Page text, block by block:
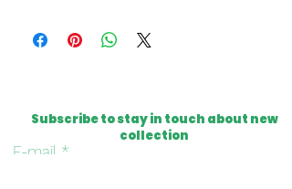
Subscribe to stay in touch about new
collection
E-mail